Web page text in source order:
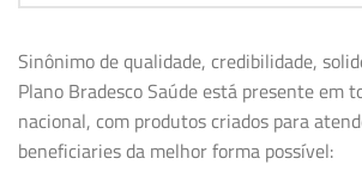
Sinônimo de qualidade, credibilidade,
Plano Bradesco Saúde está presente em
nacional, com produtos criados para
beneficiaries da melhor forma possível: